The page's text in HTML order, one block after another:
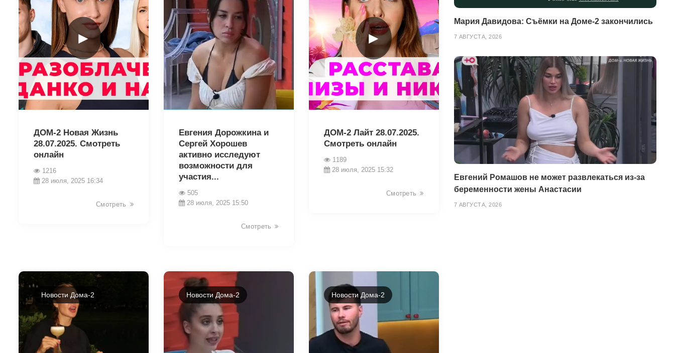
►
ДОМ-2 Новая Жизнь
28.07.2025. Смотреть
онлайн
1216
28 июля, 2025 16:34
Смотреть
Евгения Дорожкина и
Сергей Хорошев
активно исследуют
возможности для
участия...
505
28 июля, 2025 15:50
Смотреть
►
ДОМ-2 Лайт 28.07.2025.
Смотреть онлайн
1189
28 июля, 2025 15:32
Смотреть
Новости Дома-2 Новости Дома-2 Новости Дома-2
Мария Давидова: Съёмки на Доме-2 закончились
7 АВГУСТА, 2026
Евгений Ромашов не может развлекаться из-за
беременности жены Анастасии
7 АВГУСТА, 2026